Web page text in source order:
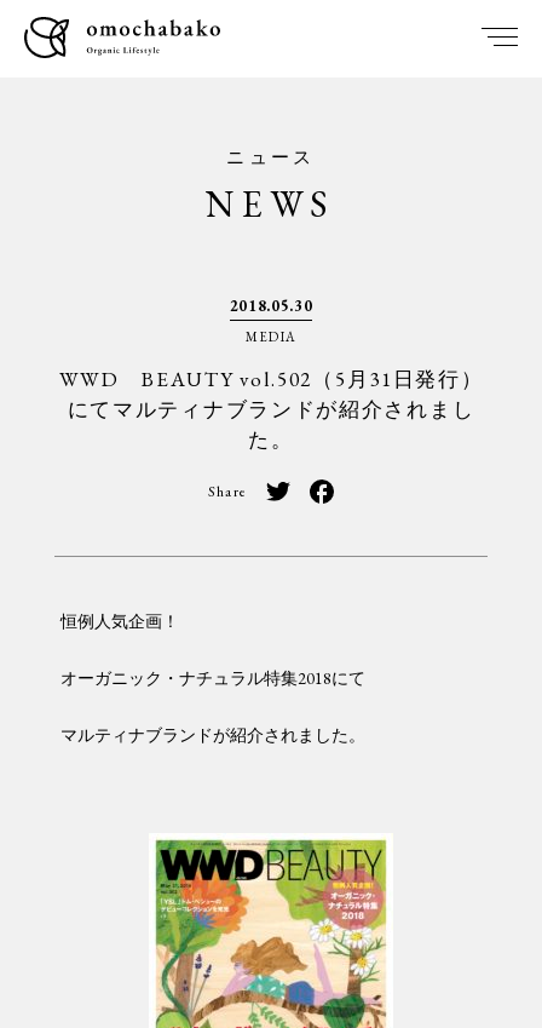
ニュース
NEWS
2018.05.30
MEDIA
WWD BEAUTY vol.502（5月31日発行）
にてマルティナブランドが紹介されまし
た。
Share
恒例人気企画！
オーガニック・ナチュラル特集2018にて
マルティナブランドが紹介されました。